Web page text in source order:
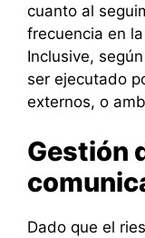
cuanto al
frecuencia en
Inclusive,
ser ejecutado
externos, o
Gestión
Dado que el